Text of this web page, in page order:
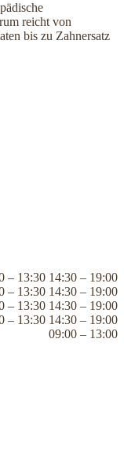
reicht von
bis zu Zahnersatz
– 13:30 14:30 – 19:00
– 13:30 14:30 – 19:00
– 13:30 14:30 – 19:00
– 13:30 14:30 – 19:00
09:00 – 13:00